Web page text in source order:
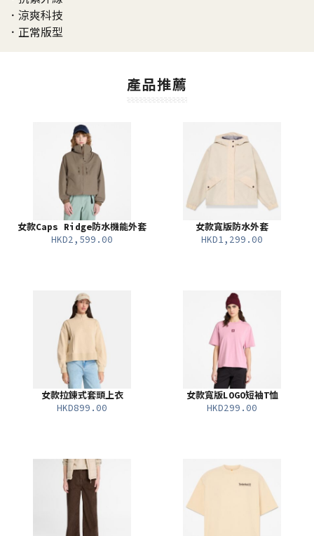
．涼爽科技
．正常版型
產品推薦
女款Caps Ridge防水機能外套
HKD2,599.00
女款寬版防水外套
HKD1,299.00
女款拉鍊式套頭上衣
HKD899.00
女款寬版LOGO短袖T恤
HKD299.00